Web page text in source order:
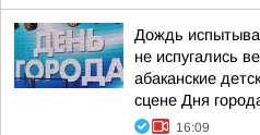
Дождь
не испугались
абаканские
сцене Дня
16:09